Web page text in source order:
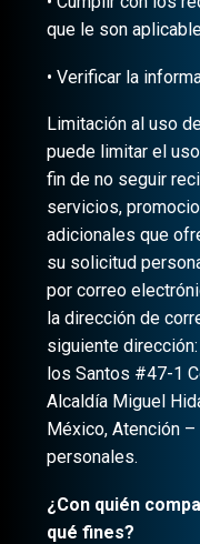
que le son
• Verificar la
Limitación al uso
puede limitar el
fin de no seguir
servicios,
adicionales que
su solicitud
por correo
la dirección de
siguiente
los Santos #47-1
Alcaldía Miguel
México, Atención
personales.
¿Con quién
qué fines?